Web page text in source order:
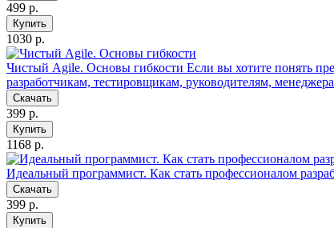
499 р.
Купить
1030 р.
Чистый Agile. Основы гибкости Если вы хотите понять
разработчикам, тестировщикам, руководителям,
Скачать
399 р.
Купить
1168 р.
Идеальный программист. Как стать профессионалом
Скачать
399 р.
Купить